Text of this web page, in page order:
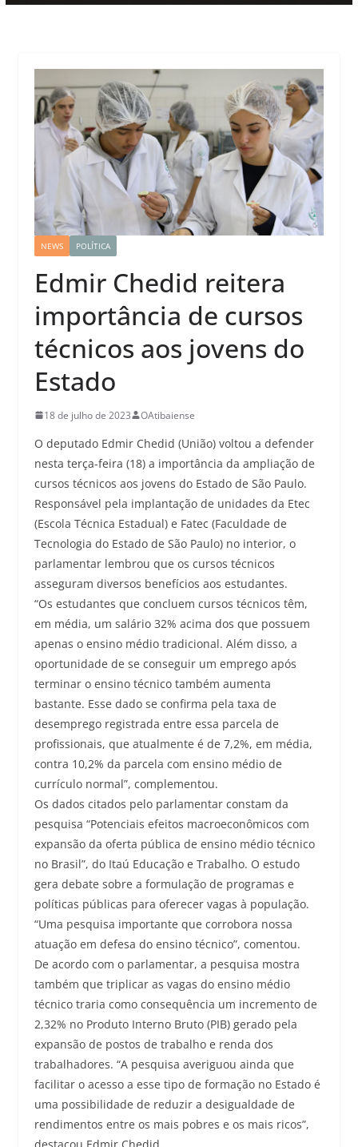
NEWS POLÍTICA
Edmir Chedid reitera
importância de cursos
técnicos aos jovens do
Estado
18 de julho de 2023 OAtibaiense
O deputado Edmir Chedid (União) voltou a defender
nesta terça-feira (18) a importância da ampliação de
cursos técnicos aos jovens do Estado de São Paulo.
Responsável pela implantação de unidades da Etec
(Escola Técnica Estadual) e Fatec (Faculdade de
Tecnologia do Estado de São Paulo) no interior, o
parlamentar lembrou que os cursos técnicos
asseguram diversos benefícios aos estudantes.
“Os estudantes que concluem cursos técnicos têm,
em média, um salário 32% acima dos que possuem
apenas o ensino médio tradicional. Além disso, a
oportunidade de se conseguir um emprego após
terminar o ensino técnico também aumenta
bastante. Esse dado se confirma pela taxa de
desemprego registrada entre essa parcela de
profissionais, que atualmente é de 7,2%, em média,
contra 10,2% da parcela com ensino médio de
currículo normal”, complementou.
Os dados citados pelo parlamentar constam da
pesquisa “Potenciais efeitos macroeconômicos com
expansão da oferta pública de ensino médio técnico
no Brasil”, do Itaú Educação e Trabalho. O estudo
gera debate sobre a formulação de programas e
políticas públicas para oferecer vagas à população.
“Uma pesquisa importante que corrobora nossa
atuação em defesa do ensino técnico”, comentou.
De acordo com o parlamentar, a pesquisa mostra
também que triplicar as vagas do ensino médio
técnico traria como consequência um incremento de
2,32% no Produto Interno Bruto (PIB) gerado pela
expansão de postos de trabalho e renda dos
trabalhadores. “A pesquisa averiguou ainda que
facilitar o acesso a esse tipo de formação no Estado é
uma possibilidade de reduzir a desigualdade de
rendimentos entre os mais pobres e os mais ricos”,
destacou Edmir Chedid.